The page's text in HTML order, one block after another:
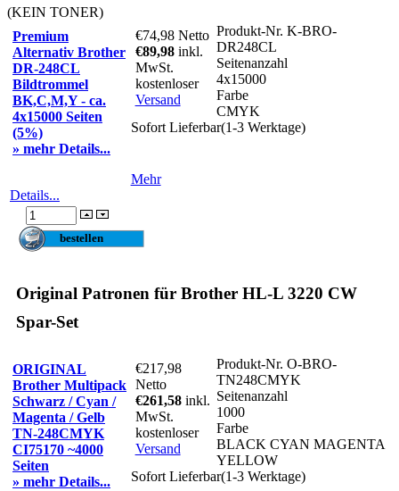
(KEIN TONER)
Premium
Alternativ Brother
DR-248CL
Bildtrommel
BK,C,M,Y - ca.
4x15000 Seiten
(5%)
» mehr Details...
€74,98 Netto
€89,98 inkl.
MwSt.
kostenloser
Versand
Produkt-Nr. K-BRO-
DR248CL
Seitenanzahl
4x15000
Farbe
CMYK
Sofort Lieferbar(1-3 Werktage)
Mehr
Details...
Original Patronen für Brother HL-L 3220 CW
Spar-Set
ORIGINAL
Brother Multipack
Schwarz / Cyan /
Magenta / Gelb
TN-248CMYK
CI75170 ~4000
Seiten
» mehr Details...
€217,98
Netto
€261,58 inkl.
MwSt.
kostenloser
Versand
Produkt-Nr. O-BRO-
TN248CMYK
Seitenanzahl
1000
Farbe
BLACK CYAN MAGENTA
YELLOW
Sofort Lieferbar(1-3 Werktage)